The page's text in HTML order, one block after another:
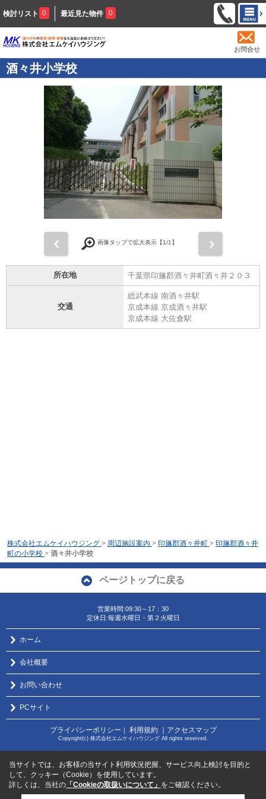
検討リスト 0 最近見た物件 0
お問合せ
酒々井小学校
画像タップで拡大表示【1/1】
所在地 千葉県印旛郡酒々井町酒々井２０３
交通
総武本線 南酒々井駅
京成本線 京成酒々井駅
京成本線 大佐倉駅
株式会社エムケイハウジング > 周辺施設案内 > 印旛郡酒々井町 > 印旛郡酒々井
町の小学校 > 酒々井小学校
ページトップに戻る
営業時間:09:30～17：30
定休日:毎週水曜日・第２火曜日
ホーム
会社概要
お問い合わせ
PCサイト
プライバシーポリシー ｜ 利用規約 ｜アクセスマップ
Copyright(c) 株式会社エムケイハウジング All rights reserved.
当サイトでは、お客様の当サイト利用状況把握、サービス向上検討を目的と
して、クッキー（Cookie）を使用しています。
詳しくは、当社の 「Cookieの取扱いについて」 をご確認ください。